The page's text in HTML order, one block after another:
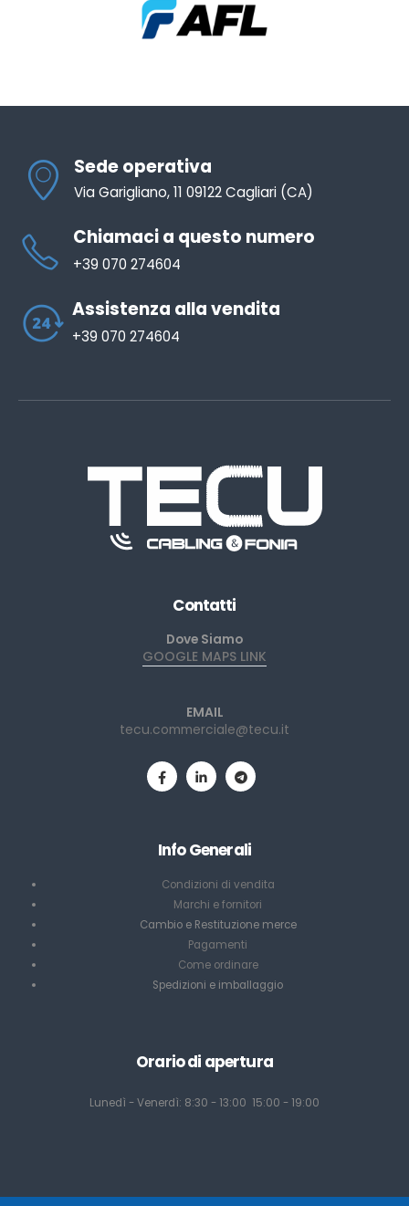
Sede operativa
Via Garigliano, 11 09122 Cagliari (CA)
Chiamaci a questo numero
+39 070 274604
Assistenza alla vendita
+39 070 274604
Contatti
Dove Siamo
GOOGLE MAPS LINK
EMAIL
tecu.commerciale@tecu.it
Info Generali
Condizioni di vendita
Marchi e fornitori
Cambio e Restituzione merce
Pagamenti
Come ordinare
Spedizioni e imballaggio
Orario di apertura
Lunedì - Venerdì: 8:30 - 13:00 15:00 - 19:00